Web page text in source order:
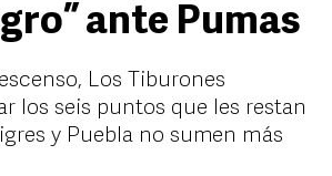
ante Pumas
Los Tiburones
los seis puntos que les restan
y Puebla no sumen más